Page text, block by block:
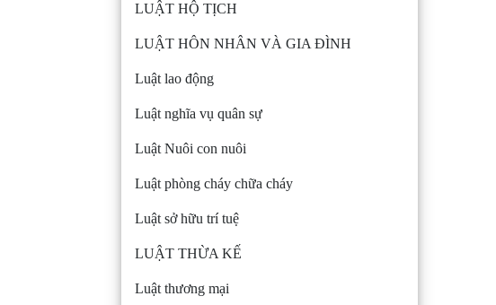
LUẬT HỘ TỊCH
LUẬT HÔN NHÂN VÀ GIA ĐÌNH
Luật lao động
Luật nghĩa vụ quân sự
Luật Nuôi con nuôi
Luật phòng cháy chữa cháy
Luật sở hữu trí tuệ
LUẬT THỪA KẾ
Luật thương mại